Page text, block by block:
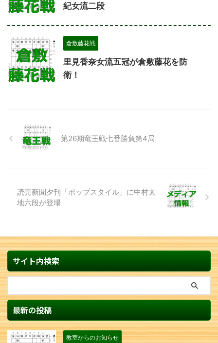
紀女流二段
倉敷藤花戦
里見香奈女流五冠が倉敷藤花を防
衛！
第26期竜王戦七番勝負第4局
読売新聞夕刊「ポップスタイル」に中村太
地六段が登場
サイト内検索
最新の投稿
教室からのお知らせ